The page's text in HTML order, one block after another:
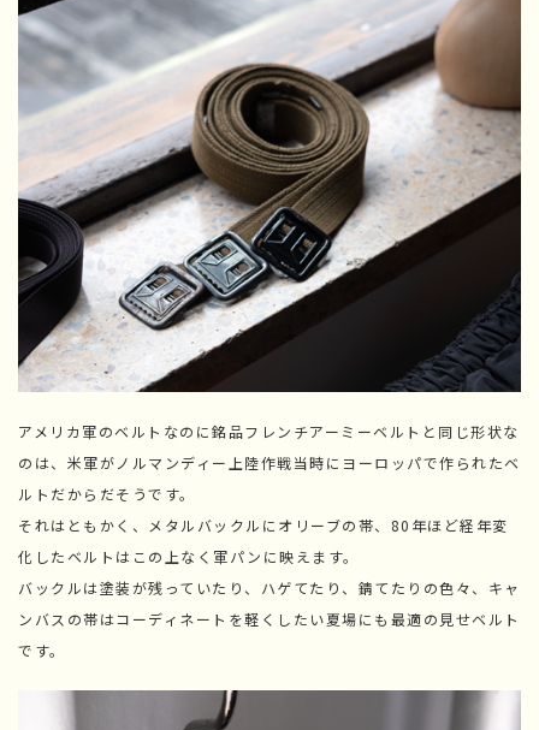
アメリカ軍のベルトなのに銘品フレンチアーミーベルトと同じ形状な
のは、米軍がノルマンディー上陸作戦当時にヨーロッパで作られたベ
ルトだからだそうです。
それはともかく、メタルバックルにオリーブの帯、80年ほど経年変
化したベルトはこの上なく軍パンに映えます。
バックルは塗装が残っていたり、ハゲてたり、錆てたりの色々、キャ
ンバスの帯はコーディネートを軽くしたい夏場にも最適の見せベルト
です。